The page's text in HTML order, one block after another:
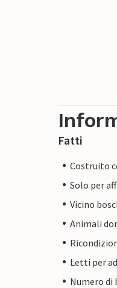
Fatti
Costruito
Solo per
Vicino
Animali
Letti per
Numero di